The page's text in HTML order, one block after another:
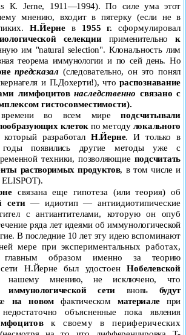
К. Jerne, 1911—1994). По силе ума этот
мнению, входит в пятерку (если не в
Н.Йерне в 1955 г. сформулировал
селекцииприменительнок
им "natural selection". Клональность лим­
теорема иммунологии и по сей день. Но
предсказал (следовательно, он это понял
и П.Дохерти!), чтораспознавание
лимфоцитовнаследственно связано с
гистосовместимости).
времени во всем миреподсчитывали
клеток по методу локального
который разработал Н.Йерне. И только в
годы появились другие методы уже с
техники, позволяющие подсчитать
растворимых продуктов, в том числе и
ELISPOT).
связана еще гипотеза (или теория) об
сети— идиотип — антиидиотипические
с антиантителами, которую он опуб­
ряда лет идеями об иммунологи­ческой
В последние 10 лет эту идею вспоминают
мере при эксперименталь­ных работах,
главным образом именно за теорию
сети Н.Йерне был удостоенНобелевской
мнению, не исключено, что
иммунологической сети вновьбудут
на новом фактическом материалепри
объясненные пока явления
к своему в периферических